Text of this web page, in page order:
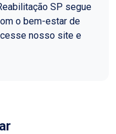
SP segue
o bem-estar de
nosso site e